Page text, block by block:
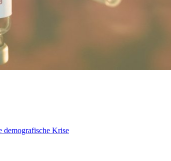
demografische Krise